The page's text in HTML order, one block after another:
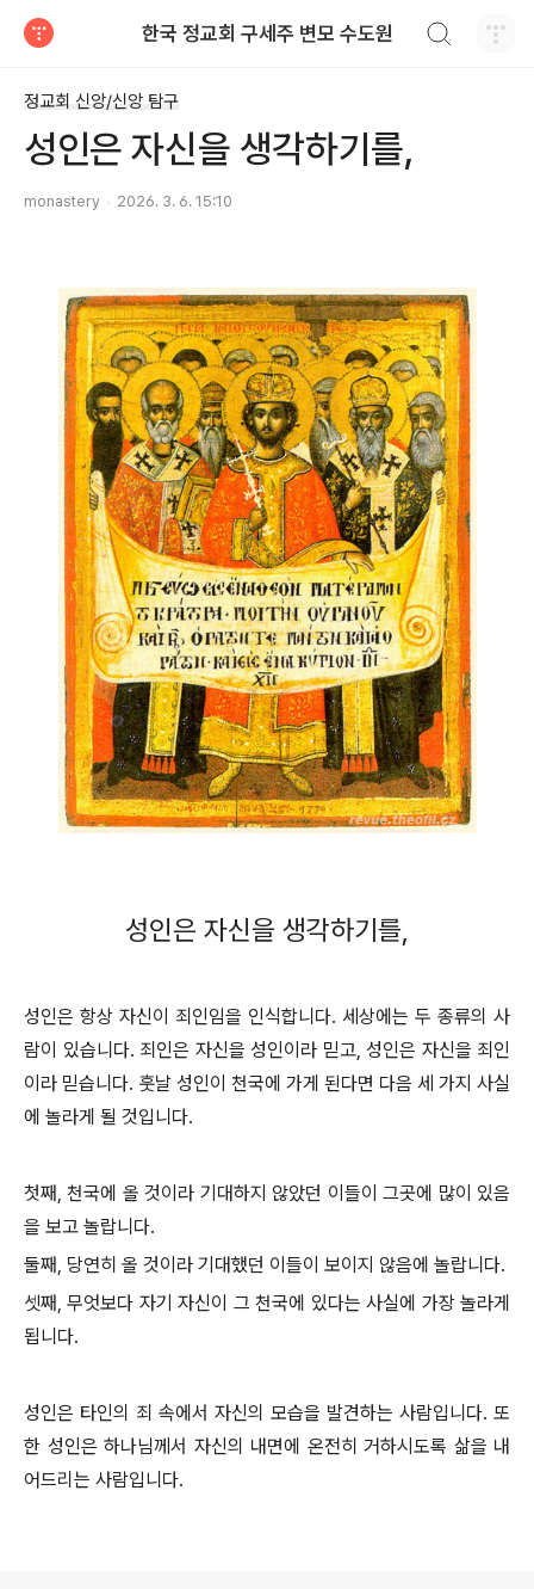
한국 정교회 구세주 변모 수도원
정교회 신앙/신앙 탐구
성인은 자신을 생각하기를,
monastery 2026. 3. 6. 15:10
성인은 자신을 생각하기를,
성인은 항상 자신이 죄인임을 인식합니다. 세상에는 두 종류의 사
람이 있습니다. 죄인은 자신을 성인이라 믿고, 성인은 자신을 죄인
이라 믿습니다. 훗날 성인이 천국에 가게 된다면 다음 세 가지 사실
에 놀라게 될 것입니다.
첫째, 천국에 올 것이라 기대하지 않았던 이들이 그곳에 많이 있음
을 보고 놀랍니다.
둘째, 당연히 올 것이라 기대했던 이들이 보이지 않음에 놀랍니다.
셋째, 무엇보다 자기 자신이 그 천국에 있다는 사실에 가장 놀라게
됩니다.
성인은 타인의 죄 속에서 자신의 모습을 발견하는 사람입니다. 또
한 성인은 하나님께서 자신의 내면에 온전히 거하시도록 삶을 내
어드리는 사람입니다.